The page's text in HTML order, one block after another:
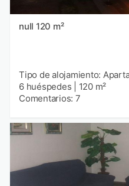
null 120 m²
Tipo de alojamiento:
6 huéspedes
120 m²
Comentarios: 7